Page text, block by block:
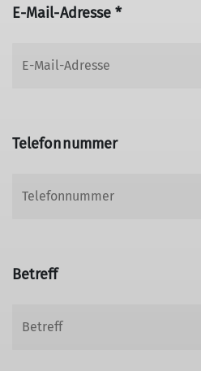
E-Mail-Adresse *
Telefonnummer
Betreff